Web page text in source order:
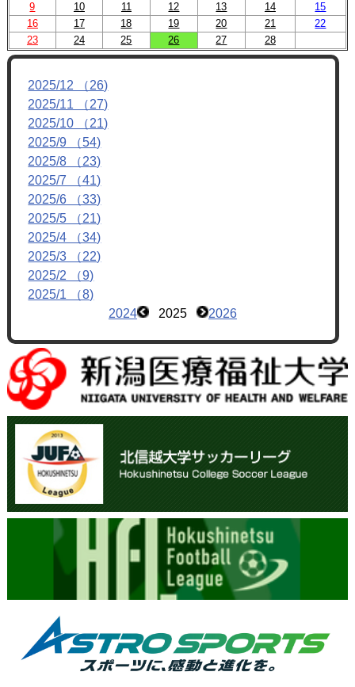
9
10 11 12 13 14
15
16
17 18 19 20 21
22
23
24 25 26 27 28
2025/12 （26)
2025/11 （27)
2025/10 （21)
2025/9 （54)
2025/8 （23)
2025/7 （41)
2025/6 （33)
2025/5 （21)
2025/4 （34)
2025/3 （22)
2025/2 （9)
2025/1 （8)
2024
2025 2026